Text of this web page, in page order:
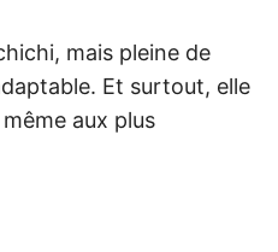
mais pleine de
Et surtout, elle
aux plus